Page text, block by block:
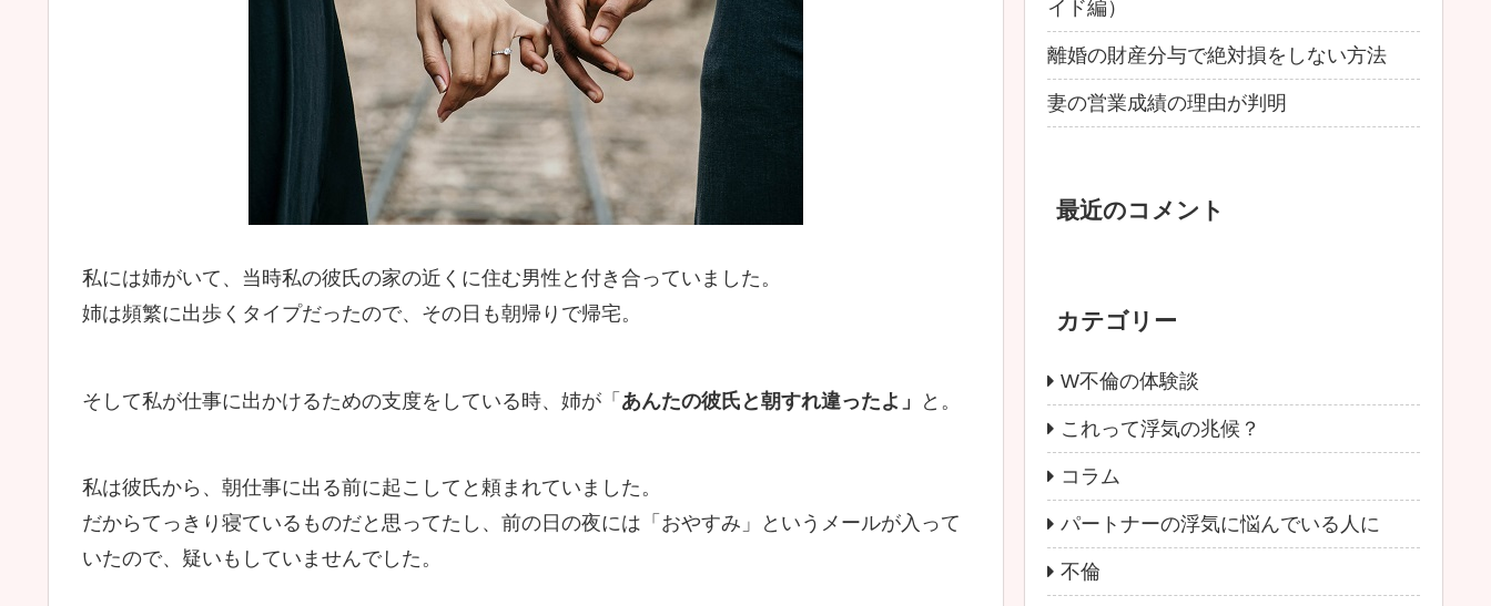
私には姉がいて、当時私の彼氏の家の近くに住む男性と付き合っていました。
姉は頻繁に出歩くタイプだったので、その日も朝帰りで帰宅。
そして私が仕事に出かけるための支度をしている時、姉が「 あんたの彼氏と朝すれ違ったよ」 と。
私は彼氏から、朝仕事に出る前に起こしてと頼まれていました。
だからてっきり寝ているものだと思ってたし、前の日の夜には「おやすみ」というメールが入って
いたので、疑いもしていませんでした。
イド編）
離婚の財産分与で絶対損をしない方法
妻の営業成績の理由が判明
最近のコメント
カテゴリー
W不倫の体験談
これって浮気の兆候？
コラム
パートナーの浮気に悩んでいる人に
不倫